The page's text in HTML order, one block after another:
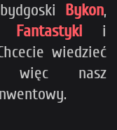
Bykon,
Fantastyki i
wiedzieć
więc nasz